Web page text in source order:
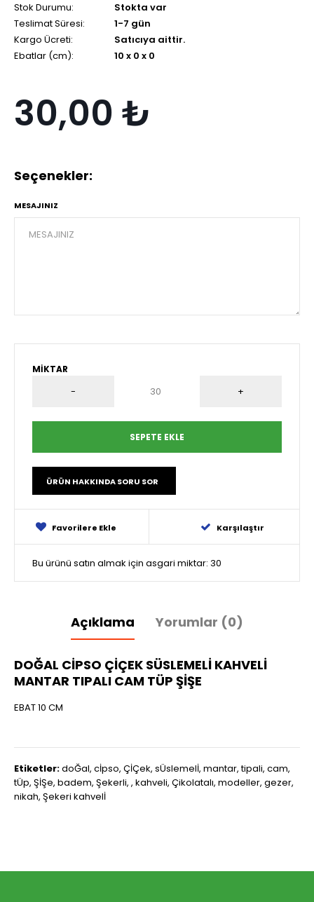
Stok Durumu:
Stokta var
Teslimat Süresi:
1-7 gün
Kargo Ücreti:
Satıcıya aittir.
Ebatlar (cm):
10 x 0 x 0
30,00 ₺
Seçenekler:
MESAJINIZ
MIKTAR
ÜRÜN HAKKINDA SORU SOR
Favorilere Ekle Karşılaştır
Bu ürünü satın almak için asgari miktar: 30
Açıklama Yorumlar (0)
DOĞAL CİPSO ÇİÇEK SÜSLEMELİ KAHVELİ
MANTAR TIPALI CAM TÜP ŞİŞE
EBAT 10 CM
Etiketler:doĞal, cİpso, ÇİÇek, sÜslemelİ, mantar,tipali, cam,
tÜp, ŞİŞe, badem, Şekerli, , kahveli, Çikolatalı, modeller, gezer,
nikah, Şekeri kahvelİ